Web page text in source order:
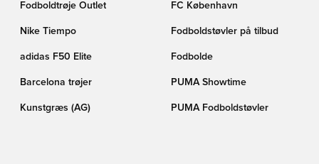
Fodboldtrøje Outlet FC København
Nike Tiempo Fodboldstøvler på tilbud
adidas F50 Elite Fodbolde
Barcelona trøjer PUMA Showtime
Kunstgræs (AG) PUMA Fodboldstøvler